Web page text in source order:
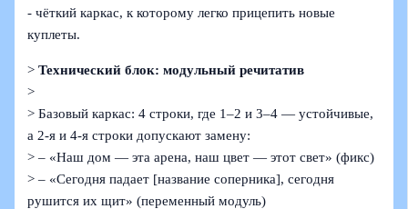
- чёткий каркас, к которому легко прицепить новые
куплеты.
>Технический блок: модульный речитатив
>
> Базовый каркас: 4 строки, где 1–2 и 3–4 — устойчивые,
а 2-я и 4-я строки допускают замену:
> – «Наш дом — эта арена, наш цвет — этот свет» (фикс)
> – «Сегодня падает [название соперника], сегодня
рушится их щит» (переменный модуль)